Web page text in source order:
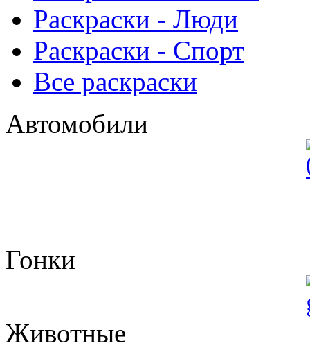
Раскраски - Люди
Раскраски - Спорт
Все раскраски
Автомобили
Гонки
Животные